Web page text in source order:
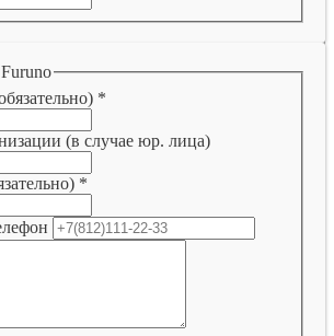
*
(в случае юр. лица)
*